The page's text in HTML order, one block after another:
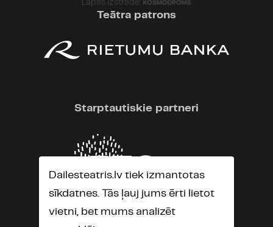
Lapas izstrāde:
Teātra patrons
Starptautiskie partneri
Dailesteatris.lv tiek izmantotas
sīkdatnes. Tās ļauj jums ērti lietot
vietni, bet mums analizēt